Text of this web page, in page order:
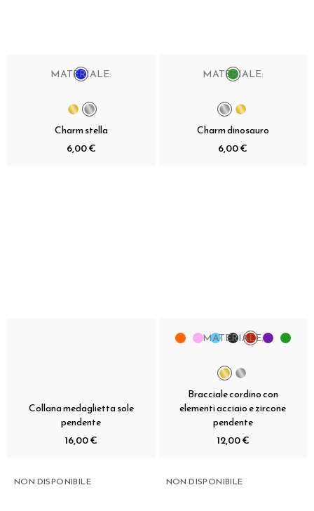
MATERIALE:
Charm stella
6,00 €
MATERIALE:
Charm dinosauro
6,00 €
Collana medaglietta sole
pendente
16,00 €
MATERIALE:
Bracciale cordino con
elementi acciaio e zircone
pendente
12,00 €
NON DISPONIBILE NON DISPONIBILE